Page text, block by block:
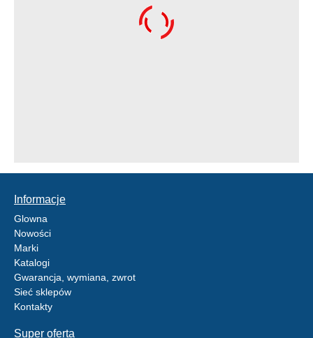
Informacje
Glowna
Nowości
Marki
Katalogi
Gwarancja, wymiana, zwrot
Sieć sklepów
Kontakty
Super oferta